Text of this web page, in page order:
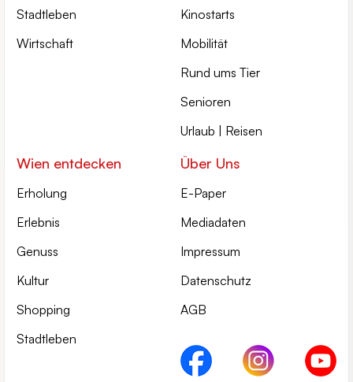
Stadtleben
Wirtschaft
Kinostarts
Mobilität
Rund ums Tier
Senioren
Urlaub | Reisen
Wien entdecken
Erholung
Erlebnis
Genuss
Kultur
Shopping
Stadtleben
Über Uns
E-Paper
Mediadaten
Impressum
Datenschutz
AGB